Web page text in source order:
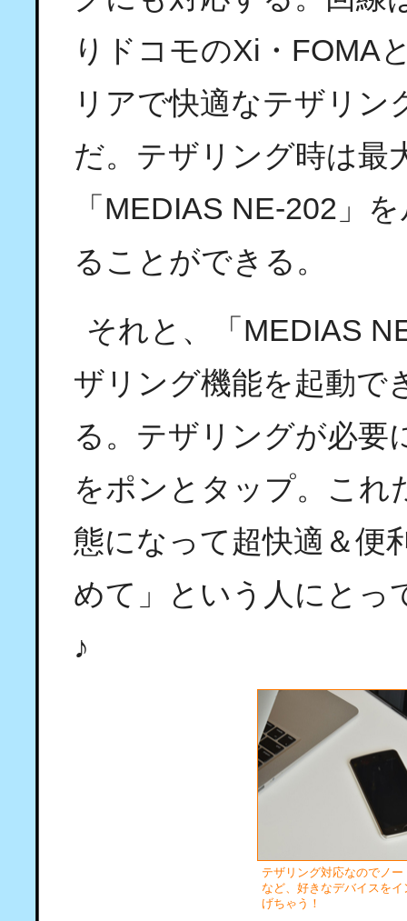
りドコモのXi・FOMA
リアで快適なテザリ
だ。テザリング時は最
「MEDIAS NE-202」
ることができる。
それと、「MEDIAS
ザリング機能を起動で
る。テザリングが必要
をポンとタップ。これ
態になって超快適＆便
めて」という人にとっ
♪
テザリング対応なのでノ
など、好きなデバイスを
げちゃう！